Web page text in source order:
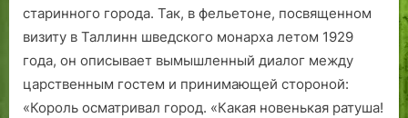
старинного города. Так, в фельетоне, посвященном
визиту в Таллинн шведского монарха летом 1929
года, он описывает вымышленный диалог между
царственным гостем и принимающей стороной:
«Король осматривал город. «Какая новенькая ратуша!